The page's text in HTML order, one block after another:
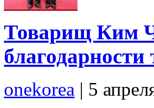
Товарищ Ким
onekorea | 5